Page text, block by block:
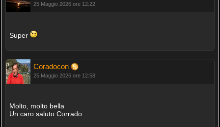
25 Maggio 2026 ore 12:22
Super
Coradocon
25 Maggio 2026 ore 12:58
Molto, molto bella
Un caro saluto Corrado